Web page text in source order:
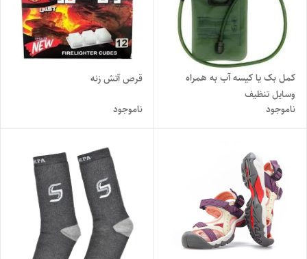
کمل بک یا کیسه آب به همراه
وسایل تنظیف
ناموجود
قرص آتش زنه
ناموجود